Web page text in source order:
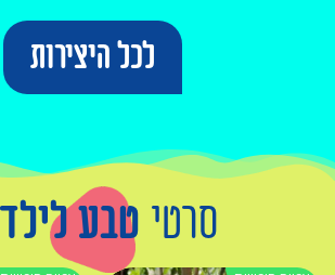
לכל היצירות
סרטי טבע